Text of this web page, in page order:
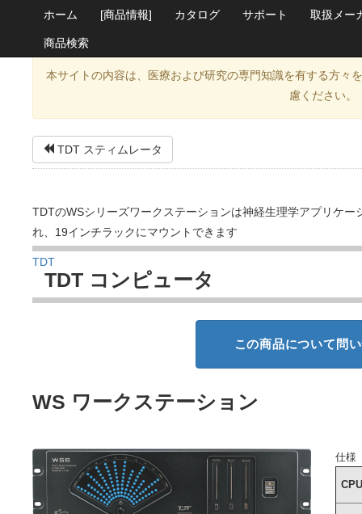
ホーム [商品情報] カタログ サポート 取扱メー
商品検索
本サイトの内容は、医療および研究の専門知識を有する方々
慮ください。
TDT スティムレータ
TDTのWSシリーズワークステーションは神経生理学アプリケ
れ、19インチラックにマウントできます
TDT
TDT コンピュータ
この商品について問
WS ワークステーション
仕様